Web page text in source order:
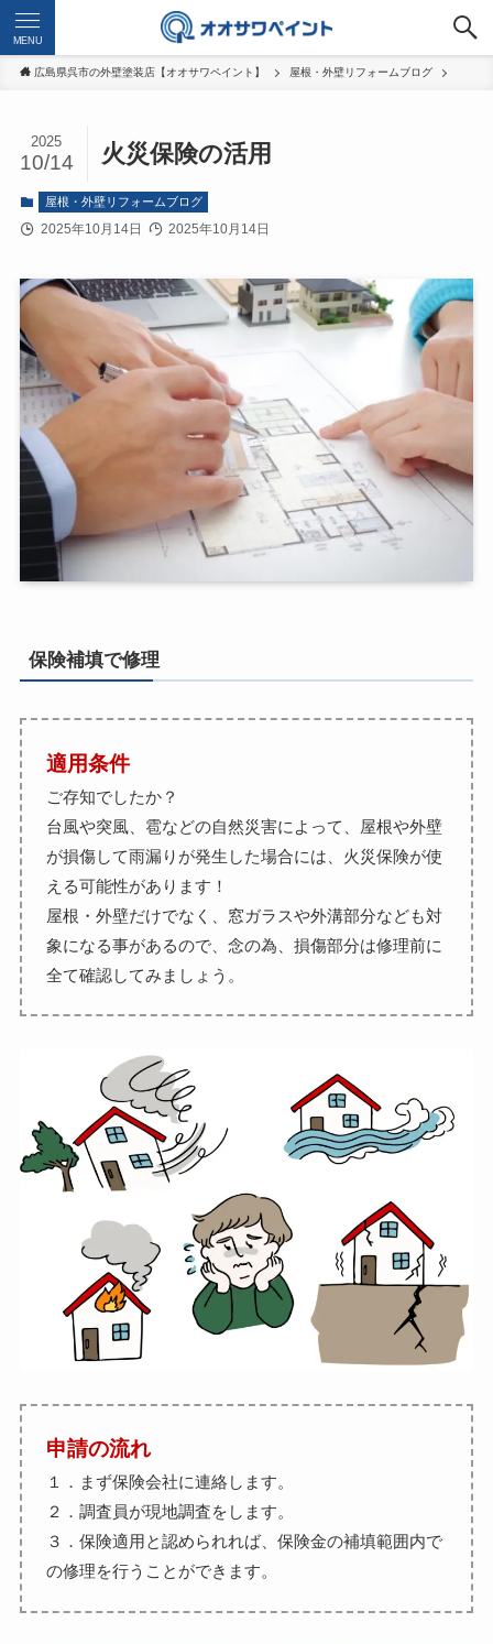
MENU
広島県呉市の外壁塗装店【オオサワペイント】 屋根・外壁リフォームブログ
火災保険の活用
2025
10/14
屋根・外壁リフォームブログ
2025年10月14日 2025年10月14日
保険補填で修理
適用条件
ご存知でしたか？
台風や突風、雹などの自然災害によって、屋根や外壁
が損傷して雨漏りが発生した場合には、火災保険が使
える可能性があります！
屋根・外壁だけでなく、窓ガラスや外溝部分なども対
象になる事があるので、念の為、損傷部分は修理前に
全て確認してみましょう。
申請の流れ
１．まず保険会社に連絡します。
２．調査員が現地調査をします。
３．保険適用と認められれば、保険金の補填範囲内で
の修理を行うことができます。